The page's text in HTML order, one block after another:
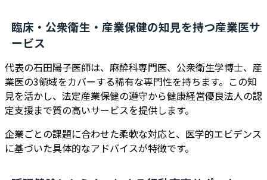
臨床・公衆衛生・産業保健の知見を持つ産業医サ
ービス
代表の石田陽子医師は、麻酔科専門医、公衆衛生学博士、産
業医の3領域をカバーする稀有な専門性を持ちます。この知
見を活かし、法定産業保健の遵守から健康経営優良法人の認
定支援まで質の高いサービスを提供します。
企業ごとの課題に合わせた柔軟な対応と、医学的エビデンス
に基づいた具体的なアドバイスが特徴です。